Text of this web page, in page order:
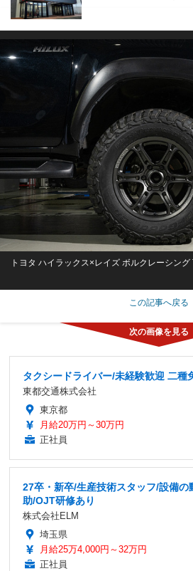
トヨタ ハイラックス×レイズ ボルクレーシング
この記事へ戻る
タクシードライバー/未経験歓迎 二種
東都交通株式会社
東京都
月給20万円～30万円
正社員
27卒・新卒/生産技術スタッフ/設備の
助/OJT研修あり
株式会社ELM
埼玉県
月給25万4,000円～32万円
正社員